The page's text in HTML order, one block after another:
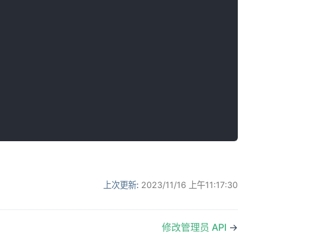
上次更新: 2023/11/16 上午11:17:30
修改管理员 API →